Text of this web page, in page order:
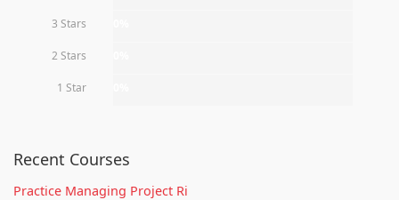
3 Stars
2 Stars
1 Star
Recent Courses
Practice Managing Project Ri